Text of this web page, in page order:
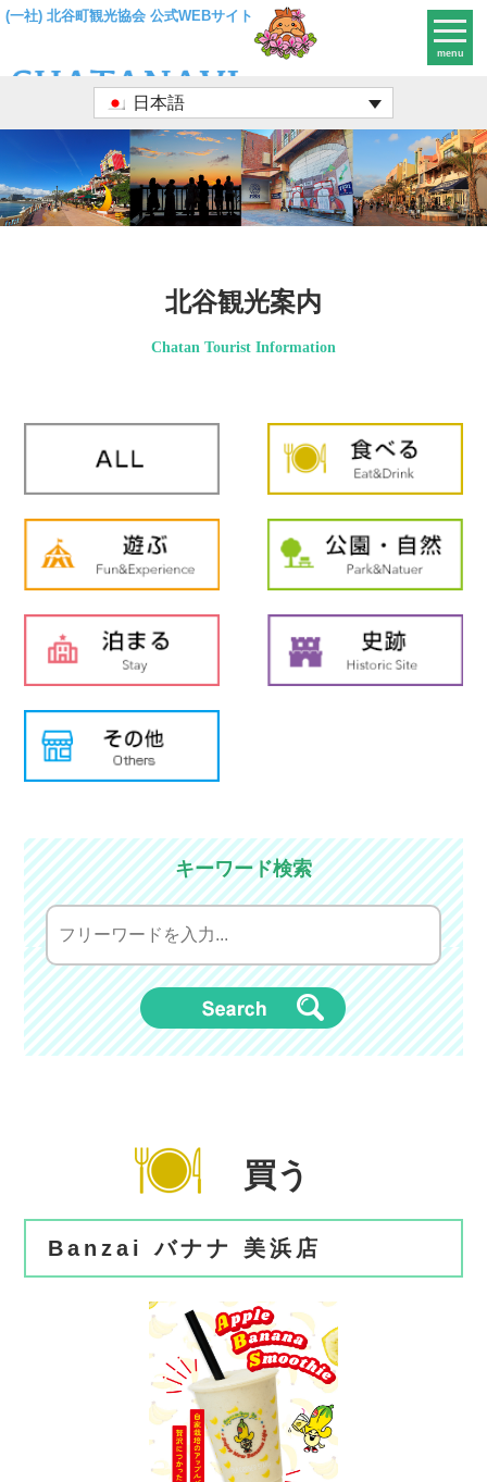
(一社) 北谷町観光協会 公式WEBサイト
日本語
menu
北谷観光案内
Chatan Tourist Information
キーワード検索
買う
Banzai バナナ 美浜店